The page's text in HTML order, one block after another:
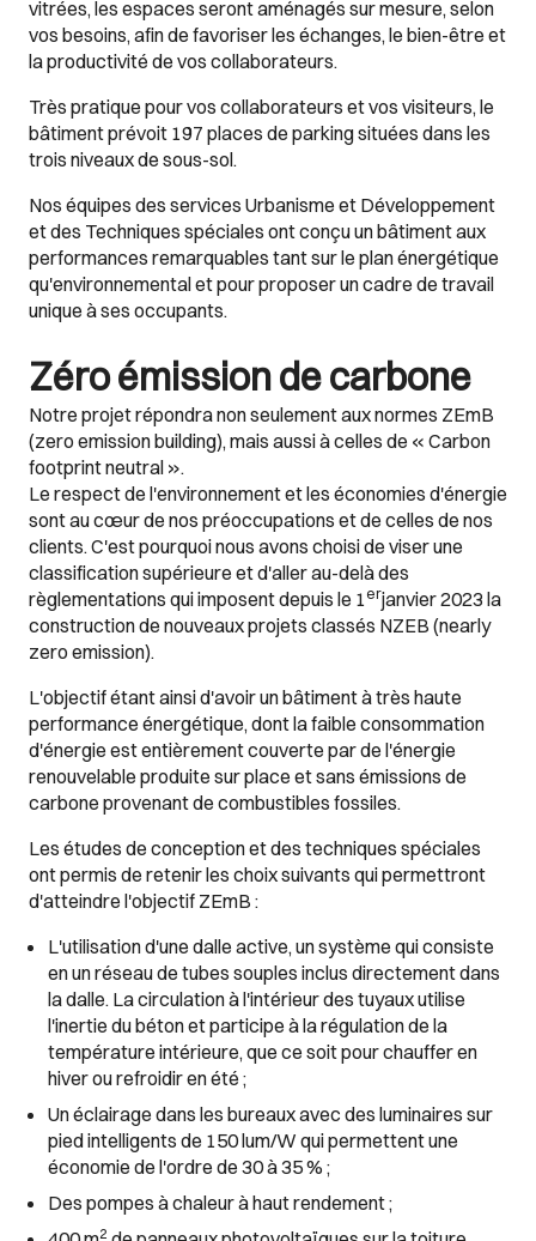
vitrées, les espaces seront aménagés sur mesure, selon
vos besoins, afin de favoriser les échanges, le bien-être et
la productivité de vos collaborateurs.
Très pratique pour vos collaborateurs et vos visiteurs, le
bâtiment prévoit 197 places de parking situées dans les
trois niveaux de sous-sol.
Nos équipes des services Urbanisme et Développement
et des Techniques spéciales ont conçu un bâtiment aux
performances remarquables tant sur le plan énergétique
qu'environnemental et pour proposer un cadre de travail
unique à ses occupants.
Zéro émission de carbone
Notre projet répondra non seulement aux normes ZEmB
(zero emission building), mais aussi à celles de « Carbon
footprint neutral ».
Le respect de l'environnement et les économies d'énergie
sont au cœur de nos préoccupations et de celles de nos
clients. C'est pourquoi nous avons choisi de viser une
classification supérieure et d'aller au-delà des
règlementations qui imposent depuis le 1 erjanvier 2023 la
construction de nouveaux projets classés NZEB (nearly
zero emission).
L'objectif étant ainsi d'avoir un bâtiment à très haute
performance énergétique, dont la faible consommation
d'énergie est entièrement couverte par de l'énergie
renouvelable produite sur place et sans émissions de
carbone provenant de combustibles fossiles.
Les études de conception et des techniques spéciales
ont permis de retenir les choix suivants qui permettront
d'atteindre l'objectif ZEmB :
L'utilisation d'une dalle active, un système qui consiste
en un réseau de tubes souples inclus directement dans
la dalle. La circulation à l'intérieur des tuyaux utilise
l'inertie du béton et participe à la régulation de la
température intérieure, que ce soit pour chauffer en
hiver ou refroidir en été ;
Un éclairage dans les bureaux avec des luminaires sur
pied intelligents de 150 lum/W qui permettent une
économie de l'ordre de 30 à 35 % ;
Des pompes à chaleur à haut rendement ;
2